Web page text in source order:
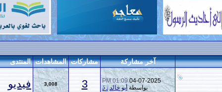
مشاركة مشاركات المشاهدات المنتدى
01:09 PM
3
3,008 فيديو